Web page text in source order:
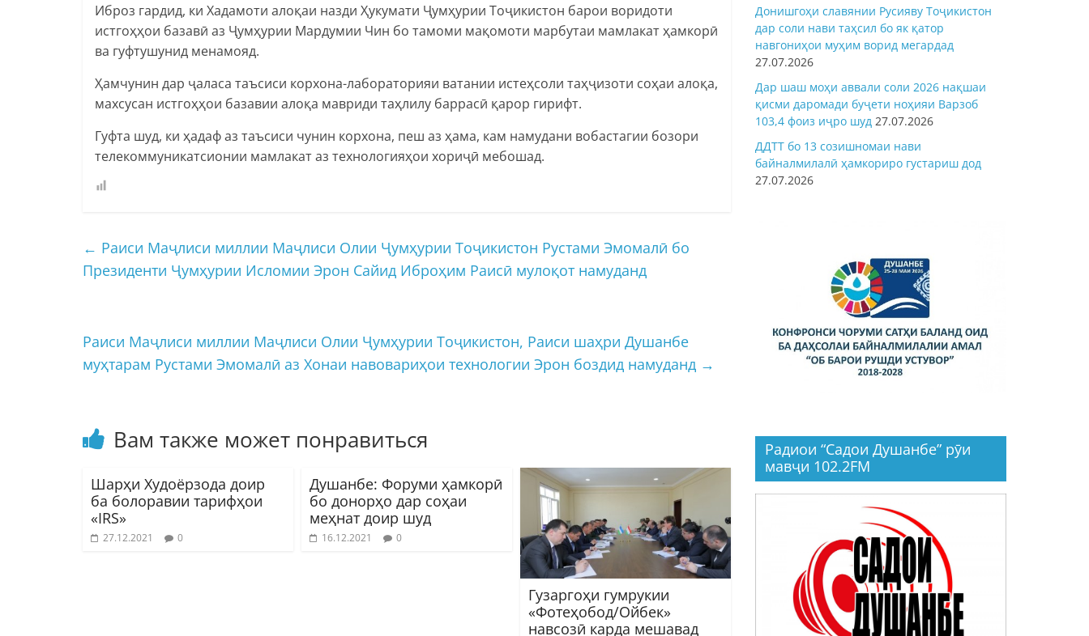
Иброз гардид, ки Хадамоти алоқаи назди Ҳукумати Ҷумҳурии Тоҷикистон барои воридоти
истгоҳҳои базавӣ аз Ҷумҳурии Мардумии Чин бо тамоми мақомоти марбутаи мамлакат ҳамкорӣ
ва гуфтушунид менамояд.
Ҳамчунин дар ҷаласа таъсиси корхона-лабораторияи ватании истеҳсоли таҳҷизоти соҳаи алоқа,
махсусан истгоҳҳои базавии алоқа мавриди таҳлилу баррасӣ қарор гирифт.
Гуфта шуд, ки ҳадаф аз таъсиси чунин корхона, пеш аз ҳама, кам намудани вобастагии бозори
телекоммуникатсионии мамлакат аз технологияҳои хориҷӣ мебошад.
← Раиси Маҷлиси миллии Маҷлиси Олии Ҷумҳурии Тоҷикистон Рустами Эмомалӣ бо
Президенти Ҷумҳурии Исломии Эрон Сайид Иброҳим Раисӣ мулоқот намуданд
Раиси Маҷлиси миллии Маҷлиси Олии Ҷумҳурии Тоҷикистон, Раиси шаҳри Душанбе
муҳтарам Рустами Эмомалӣ аз Хонаи навовариҳои технологии Эрон боздид намуданд →
Вам также может понравиться
Шарҳи Худоёрзода доир
ба болоравии тарифҳои
«IRS»
27.12.2021 0
Душанбе: Форуми ҳамкорӣ
бо донорҳо дар соҳаи
меҳнат доир шуд
16.12.2021 0
Гузаргоҳи гумрукии
«Фотеҳобод/Ойбек»
навсозӣ карда мешавад
Донишгоҳи славянии Русияву Тоҷикистон
дар соли нави таҳсил бо як қатор
навгониҳои муҳим ворид мегардад
27.07.2026
Дар шаш моҳи аввали соли 2026 нақшаи
қисми даромади буҷети ноҳияи Варзоб
103,4 фоиз иҷро шуд 27.07.2026
ДДТТ бо 13 созишномаи нави
байналмилалӣ ҳамкориро густариш дод
27.07.2026
Радиои “Садои Душанбе” рӯи
мавҷи 102.2FM